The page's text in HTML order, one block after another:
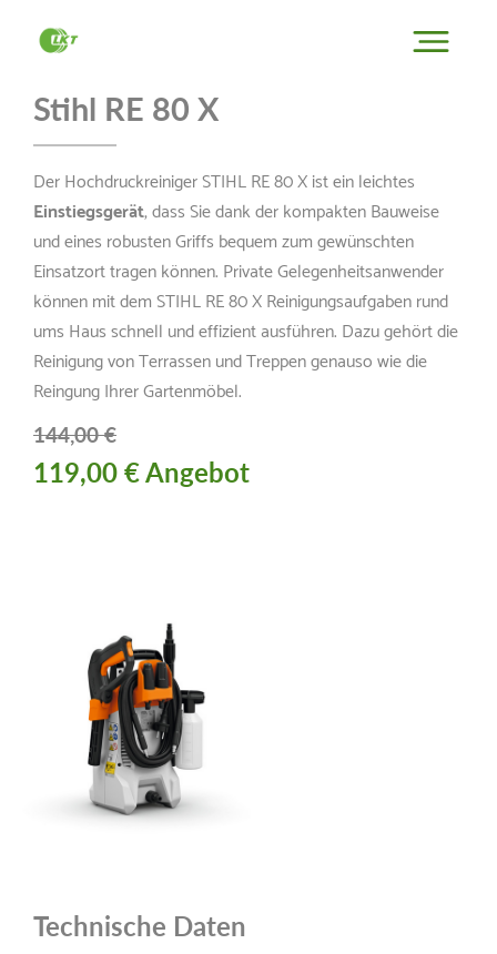
Stihl RE 80 X
Der Hochdruckreiniger STIHL RE 80 X ist ein leichtes
Einstiegsgerät, dass Sie dank der kompakten Bauweise
und eines robusten Griffs bequem zum gewünschten
Einsatzort tragen können. Private Gelegenheitsanwender
können mit dem STIHL RE 80 X Reinigungsaufgaben rund
ums Haus schnell und effizient ausführen. Dazu gehört die
Reinigung von Terrassen und Treppen genauso wie die
Reingung Ihrer Gartenmöbel.
144,00 €
119,00 € Angebot
Technische Daten